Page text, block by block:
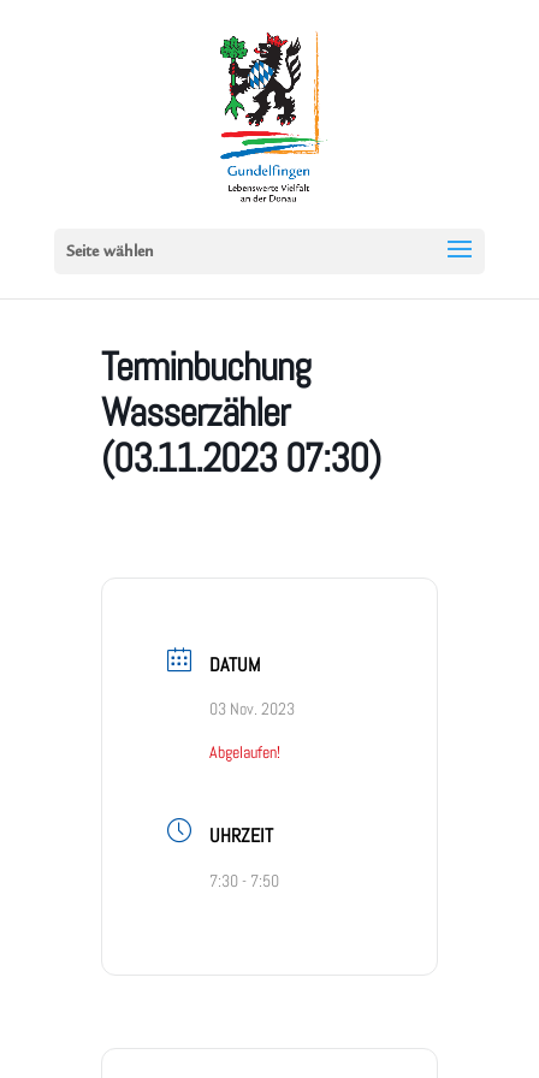
Seite wählen
Terminbuchung
Wasserzähler
(03.11.2023 07:30)
DATUM
03 Nov. 2023
Abgelaufen!
UHRZEIT
7:30 - 7:50